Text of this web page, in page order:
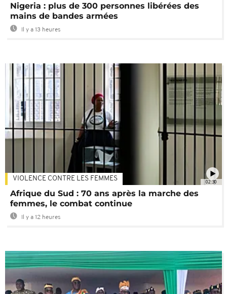
Nigeria : plus de 300 personnes libérées des
mains de bandes armées
Il y a 13 heures
02:30
VIOLENCE CONTRE LES FEMMES
Afrique du Sud : 70 ans après la marche des
femmes, le combat continue
Il y a 12 heures